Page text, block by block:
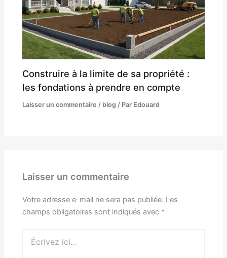
Construire à la limite de sa propriété :
les fondations à prendre en compte
Laisser un commentaire / blog / Par Edouard
Laisser un commentaire
Votre adresse e-mail ne sera pas publiée. Les
champs obligatoires sont indiqués avec *
ici…